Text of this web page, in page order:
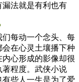
法就是有利也有
每动一个念头、每
在心灵土壤播下种
心形成的影像却很
程度。武侠小说
些人一生是为了爱